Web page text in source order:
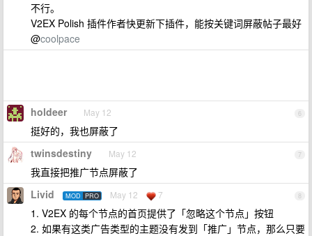
不行。
V2EX Polish 插件作者快更新下插件，能按关键词屏蔽帖子最好
@coolpace
6
holdeer May 12
挺好的，我也屏蔽了
7
twinsdestiny May 12
我直接把推广节点屏蔽了
8
Livid MOD PRO May 12 7
1. V2EX 的每个节点的首页提供了「忽略这个节点」按钮
2. 如果有这类广告类型的主题没有发到「推广」节点，那么只要